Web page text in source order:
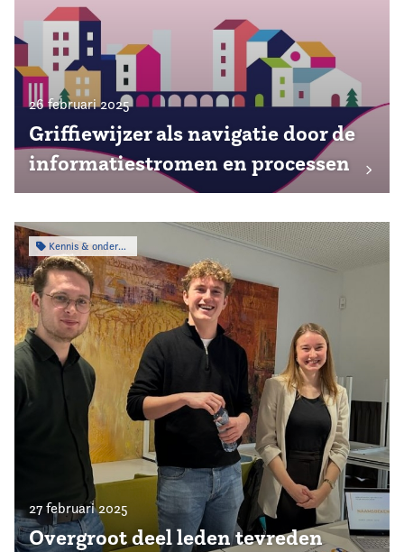
26 februari 2025
Griffiewijzer als navigatie door de
informatiestromen en processen
Kennis & onderzoek
27 februari 2025
Overgroot deel leden tevreden